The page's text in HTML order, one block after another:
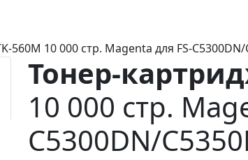
560M 10 000 стр. Magenta для FS-C5300DN/
Тонер-
10 000 стр.
C5300DN/